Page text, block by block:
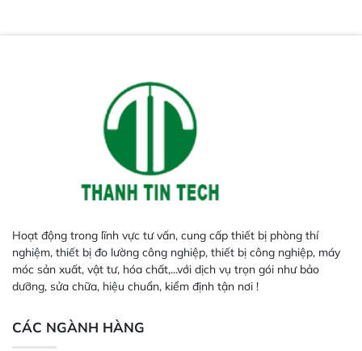
Hoạt động trong lĩnh vực tư vấn, cung cấp thiết bị phòng thí
nghiệm, thiết bị đo lường công nghiệp, thiết bị công nghiệp, máy
móc sản xuất, vật tư, hóa chất,...với dịch vụ trọn gói như bảo
dưỡng, sửa chữa, hiệu chuẩn, kiểm định tận nơi !
CÁC NGÀNH HÀNG